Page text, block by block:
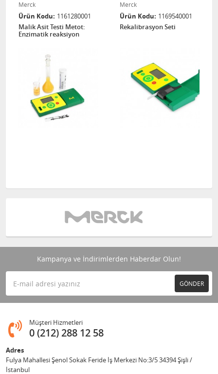
Merck
Ürün Kodu 1161280001
Malik Asit Testi Metot:
Enzimatik reaksiyon
Merck
Ürün Kodu 1169540001
Rekalibrasyon Seti
Kampanya ve İndirimlerden Haberdar Olun!
GÖNDER
Müşteri Hizmetleri
0 (212) 288 12 58
Adres
Fulya Mahallesi Şenol Sokak Feride İş Merkezi No:3/5 34394 Şişli /
İstanbul